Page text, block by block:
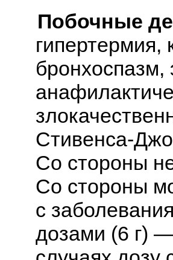
Побочные
гипертермия,
бронхоспазм,
Стивенса-
Со стороны
Со стороны
с
дозами (6 г)